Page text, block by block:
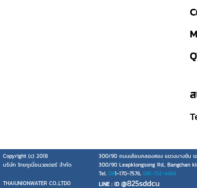
Copyright (c) 2018
300/90 ถนนเลียบคลองสอง แขวงบางชัน เ
บริษัท ไทยยูเนี่ยนวอเตอร์ จำกัด
300/90 Leapklongsong Rd., Bangchan
THAIUNIONWATER CO.,LTD0
Tel. 081-170-7576, 081-732-4464
LINE : ID @825sddcu